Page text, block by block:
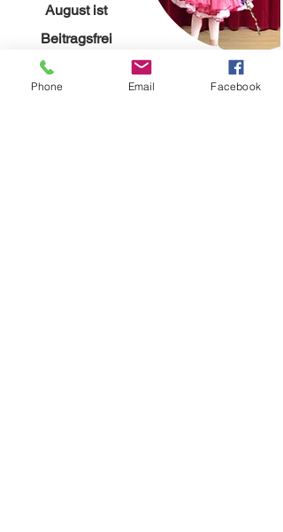
August ist
Beitragsfrei
Tanz im Kindesalter fördert:
Phone Email Facebook